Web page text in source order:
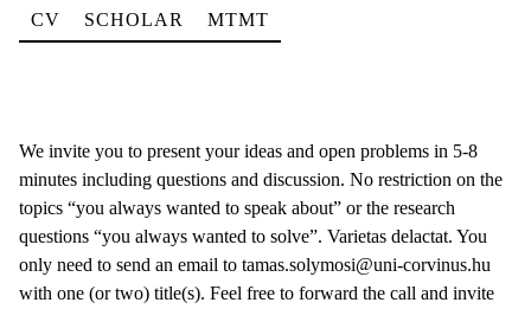
CV SCHOLAR MTMT
We invite you to present your ideas and open problems in 5-8
minutes including questions and discussion. No restriction on the
topics “you always wanted to speak about” or the research
questions “you always wanted to solve”. Varietas delactat. You
only need to send an email to tamas.solymosi@uni-corvinus.hu
with one (or two) title(s). Feel free to forward the call and invite